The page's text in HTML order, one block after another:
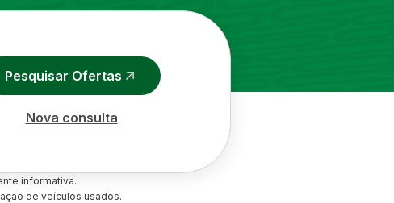
Pesquisar Ofertas
Nova consulta
informativa.
de veículos usados.